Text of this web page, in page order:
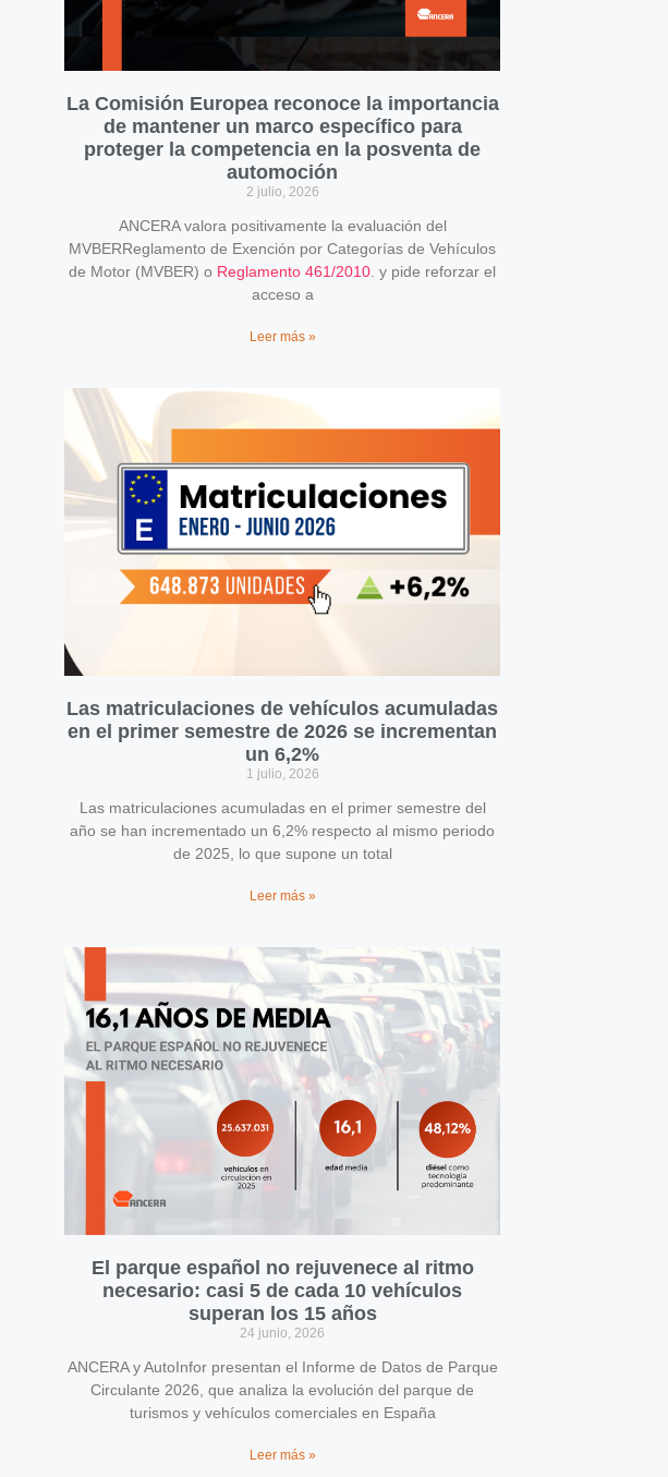
La Comisión Europea reconoce la importancia
de mantener un marco específico para
proteger la competencia en la posventa de
automoción
2 julio, 2026
ANCERA valora positivamente la evaluación del
MVBERReglamento de Exención por Categorías de Vehículos
de Motor (MVBER) o Reglamento 461/2010 . y pide reforzar el
acceso a
Leer más »
Las matriculaciones de vehículos acumuladas
en el primer semestre de 2026 se incrementan
un 6,2%
1 julio, 2026
Las matriculaciones acumuladas en el primer semestre del
año se han incrementado un 6,2% respecto al mismo periodo
de 2025, lo que supone un total
Leer más »
El parque español no rejuvenece al ritmo
necesario: casi 5 de cada 10 vehículos
superan los 15 años
24 junio, 2026
ANCERA y AutoInfor presentan el Informe de Datos de Parque
Circulante 2026, que analiza la evolución del parque de
turismos y vehículos comerciales en España
Leer más »